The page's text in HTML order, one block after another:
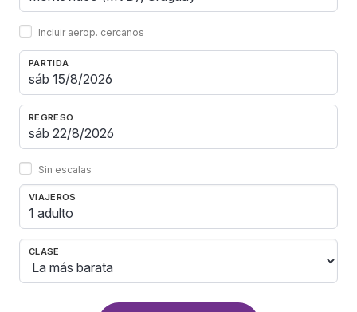
Incluir aerop. cercanos
PARTIDA
REGRESO
Sin escalas
VIAJEROS
1 adulto
CLASE